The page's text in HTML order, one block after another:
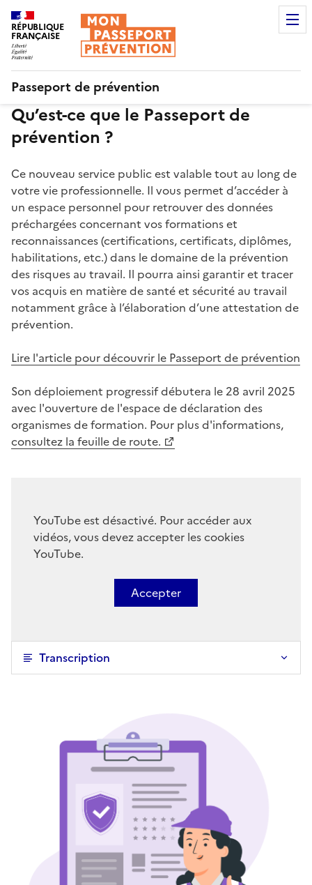
RÉPUBLIQUE
FRANÇAISE
Passeport de prévention
Qu’est-ce que le Passeport de
prévention ?
Ce nouveau service public est valable tout au long de
votre vie professionnelle. Il vous permet d’accéder à
un espace personnel pour retrouver des données
préchargées concernant vos formations et
reconnaissances (certifications, certificats, diplômes,
habilitations, etc.) dans le domaine de la prévention
des risques au travail. Il pourra ainsi garantir et tracer
vos acquis en matière de santé et sécurité au travail
notamment grâce à l’élaboration d’une attestation de
prévention.
Lire l'article pour découvrir le Passeport de prévention
Son déploiement progressif débutera le 28 avril 2025
avec l'ouverture de l'espace de déclaration des
organismes de formation. Pour plus d'informations,
consultez la feuille de route.
YouTube est désactivé. Pour accéder aux
vidéos, vous devez accepter les cookies
YouTube.
Accepter
Transcription